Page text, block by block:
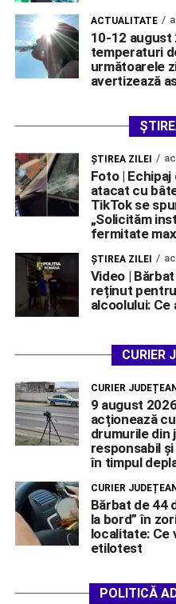
ACTUALITATE
10-12 august
temperaturi
următoarele
avertizează
ŞTIREA ZILEI
Foto | Echipaj
atacat cu
TikTok se
„Solicităm
fermitate
ŞTIREA ZILEI
Video |
reținut
alcoolului: Ce
CURIER
CURIER JUDEȚEAN
9 august
acționează
drumurile din
responsabil
în timpul
CURIER JUDEȚEAN
Bărbat de 44
la bord” în
localitate: Ce
etilotest
POLITICĂ